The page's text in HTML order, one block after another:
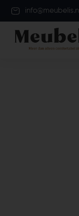
info@meubelis.nl